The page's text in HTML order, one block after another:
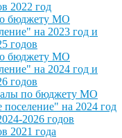
2022 год
бюджету МО
на 2023 год и
годов
бюджету МО
на 2024 год и
годов
по бюджету МО
поселение" на 2024 год
2026 годов
2021 года